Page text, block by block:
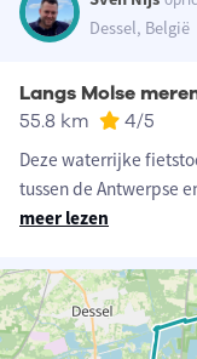
Dessel, België
Langs Molse
55.8 km 4/5
Deze waterrijke
tussen de Antwerpse
meer lezen